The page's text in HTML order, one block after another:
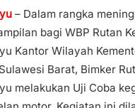
– Dalam rangka
bagi WBP Rutan
Kantor Wilayah
Barat, Bimker
melakukan Uji Coba